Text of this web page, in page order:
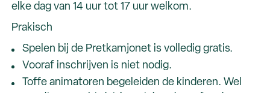
elke dag van 14 uur tot 17 uur welkom.
Prakisch
Spelen bij de Pretkamjonet is volledig gratis.
Vooraf inschrijven is niet nodig.
Toffe animatoren begeleiden de kinderen. Wel